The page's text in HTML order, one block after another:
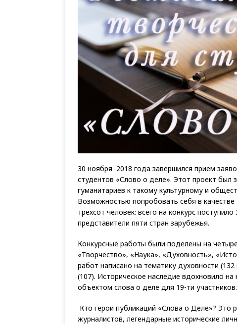
30 ноября 2018 года завершился прием
студентов «Слово о деле». Этот проект
гуманитариев к такому культурному и
Возможностью попробовать себя в
трехсот человек: всего на конкурс
представители пяти стран зарубежья.
Конкурсные работы были поделены на
«Творчество», «Наука», «Духовность»,
работ написано на тематику духовности
(107). Историческое наследие вдохновило на
объектом слова о деле для 19-ти участников.
Кто герои публикаций «Слова о Деле»? Это
журналистов, легендарные исторические